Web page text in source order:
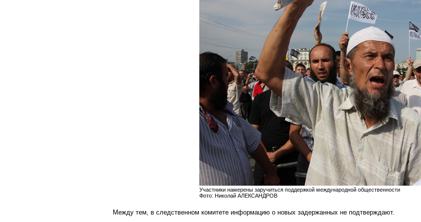
Участники намерены заручиться поддержкой международной общественности
Фото: Николай АЛЕКСАНДРОВ
Между тем, в следственном комитете информациюо новых задержанных не подтверждают.